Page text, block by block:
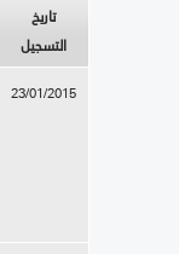
تاريخ
التسجيل
23/01/2015